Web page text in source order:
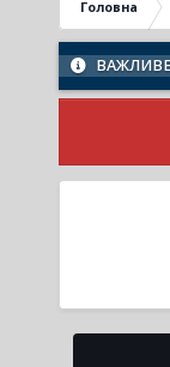
Головна
ВАЖЛИВЕ